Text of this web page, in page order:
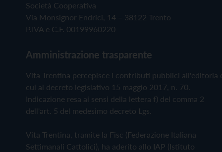
Società Cooperativa
Via Monsignor Endrici, 14 – 38122 Trento
P.IVA e C.F. 00199960220
Amministrazione trasparente
Vita Trentina percepisce i contributi pubblici all'editoria
cui al decreto legislativo 15 maggio 2017, n. 70.
Indicazione resa ai sensi della lettera f) del comma 2
dell'art. 5 del medesimo decreto Lgs.
Vita Trentina, tramite la Fisc (Federazione Italiana
Settimanali Cattolici), ha aderito allo IAP (Istituto